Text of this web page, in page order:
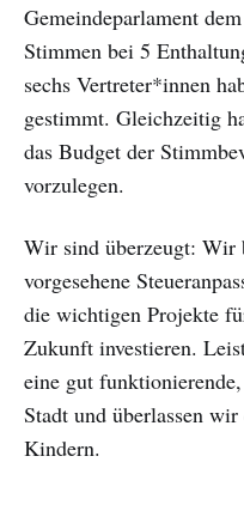
Gemeindeparlament
Stimmen bei 5
sechs Vertreter*innen
gestimmt. Gleichzeitig
das Budget der
vorzulegen.
Wir sind überzeugt: Wir
vorgesehene
die wichtigen Projekte
Zukunft investieren.
eine gut
Stadt und überlassen
Kindern.